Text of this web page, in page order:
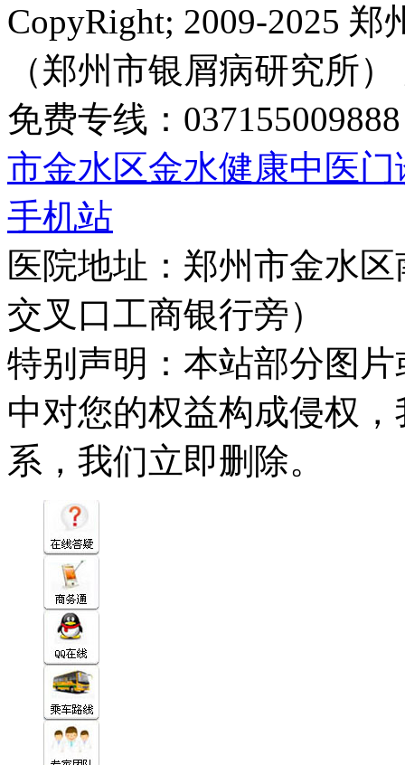
CopyRight; 2009-2025
（郑州市银屑病研究所
免费专线：
市金水区金水健康中医
手机站
医院地址：郑州市金水
交叉口工商银行旁）
特别声明：本站部分图
中对您的权益构成侵权
系，我们立即删除。